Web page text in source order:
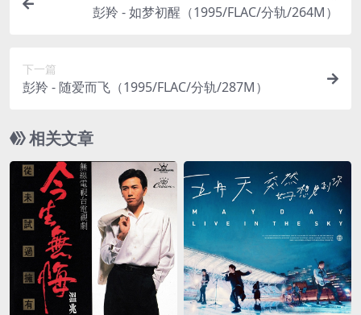
彭羚 - 如梦初醒（1995/FLAC/分轨/264M）
下一篇
彭羚 - 随爱而飞（1995/FLAC/分轨/287M）
相关文章